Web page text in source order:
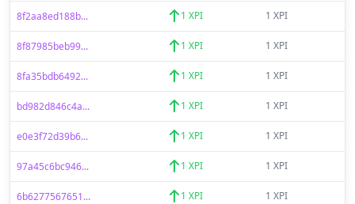
8f2aa8ed188b... 1 XPI 1 XPI
8f87985beb99... 1 XPI 1 XPI
8fa35bdb6492... 1 XPI 1 XPI
bd982d846c4a... 1 XPI 1 XPI
e0e3f72d39b6... 1 XPI 1 XPI
97a45c6bc946... 1 XPI 1 XPI
6b6277567651... 1 XPI 1 XPI